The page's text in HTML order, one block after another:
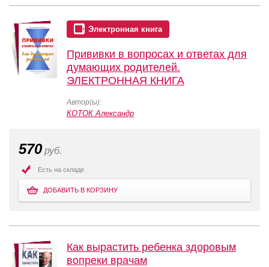
Электронная книга
Прививки в вопросах и ответах для
думающих родителей.
ЭЛЕКТРОННАЯ КНИГА
Автор(ы):
КОТОК Александр
570 руб.
Есть на складе
ДОБАВИТЬ В КОРЗИНУ
Как вырастить ребенка здоровым
вопреки врачам